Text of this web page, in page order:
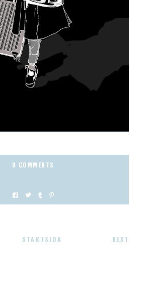
0 COMMENTS
STARTSIDA NEXT